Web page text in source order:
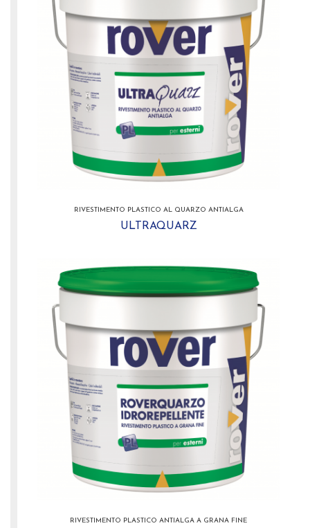
RIVESTIMENTO PLASTICO AL QUARZO ANTIALGA
ULTRAQUARZ
RIVESTIMENTO PLASTICO ANTIALGA A GRANA FINE